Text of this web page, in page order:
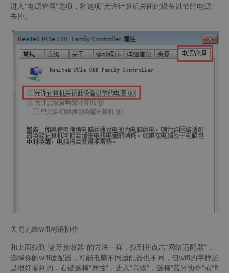
进入“电源管理”选项，将选项“允许计算机关闭此设备以节约电源”
去掉。
关闭无线wifi网络协作
和上面找到“蓝牙接收器”的方法一样，找到并点击“网络适配器”，
选择你的wifi适配器，可能电脑不同适配器也不同，但wifi的字样还
是很好看到的，右键选择“属性”，进入“高级”，选择“蓝牙协作”或“B